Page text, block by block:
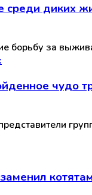
среди диких
борьбу за
чудо